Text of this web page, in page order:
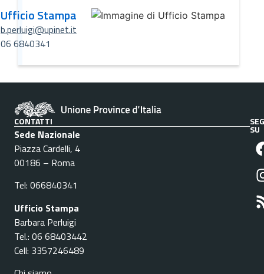
Ufficio Stampa
b.perluigi@upinet.it
06 6840341
CONTATTI
Sede Nazionale
Piazza Cardelli, 4
00186 – Roma
Tel: 066840341
Ufficio Stampa
Barbara Perluigi
Tel.: 06 68403442
Cell: 3357246489
SU